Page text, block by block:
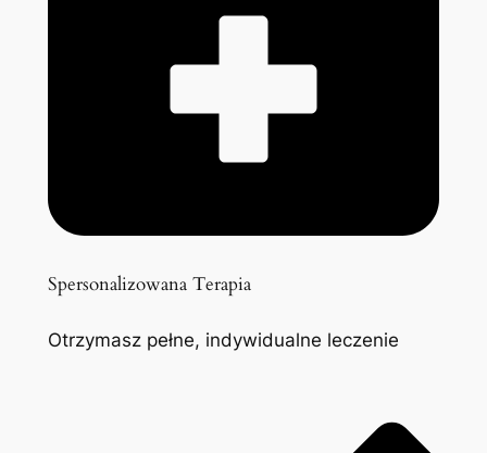
Spersonalizowana Terapia
Otrzymasz pełne, indywidualne leczenie